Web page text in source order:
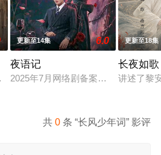
头离奇失窃，戏班主横尸戏台，将
更新至14集 6.0
夜语记
2025年7月网络剧备案当代 都市 海南
更新至18集
长夜如歌
讲述了黎
共0 条 “长风少年词” 影评